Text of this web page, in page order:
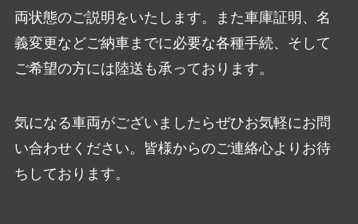
両状態のご説明をいたします。また車庫証明、名
義変更などご納車までに必要な各種手続、そして
ご希望の方には陸送も承っております。
気になる車両がございましたらぜひお気軽にお問
い合わせください。皆様からのご連絡心よりお待
ちしております。